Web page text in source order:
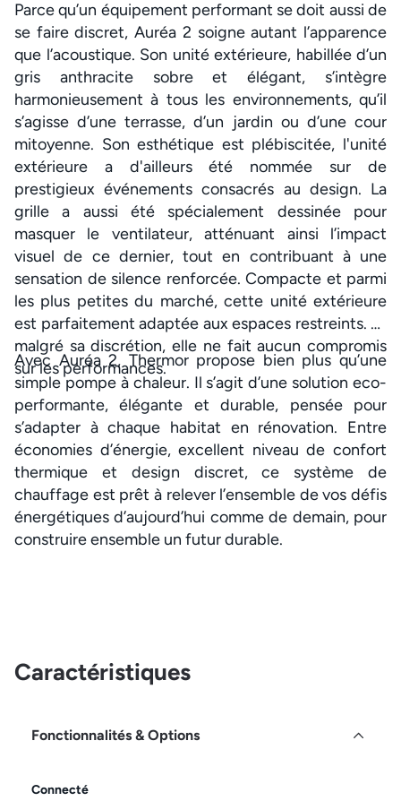
Parce qu’un équipement performant se doit aussi de
se faire discret, Auréa 2 soigne autant l’apparence
que l’acoustique. Son unité extérieure, habillée d’un
gris anthracite sobre et élégant, s’intègre
harmonieusement à tous les environnements, qu’il
s’agisse d’une terrasse, d’un jardin ou d’une cour
mitoyenne. Son esthétique est plébiscitée, l'unité
extérieure a d'ailleurs été nommée sur de
prestigieux événements consacrés au design. La
grille a aussi été spécialement dessinée pour
masquer le ventilateur, atténuant ainsi l’impact
visuel de ce dernier, tout en contribuant à une
sensation de silence renforcée. Compacte et parmi
les plus petites du marché, cette unité extérieure
est parfaitement adaptée aux espaces restreints. Et
malgré sa discrétion, elle ne fait aucun compromis
sur les performances.
Avec Auréa 2, Thermor propose bien plus qu’une
simple pompe à chaleur. Il s’agit d’une solution eco-
performante, élégante et durable, pensée pour
s’adapter à chaque habitat en rénovation. Entre
économies d’énergie, excellent niveau de confort
thermique et design discret, ce système de
chauffage est prêt à relever l’ensemble de vos défis
énergétiques d’aujourd’hui comme de demain, pour
construire ensemble un futur durable.
Caractéristiques
Fonctionnalités & Options
Connecté